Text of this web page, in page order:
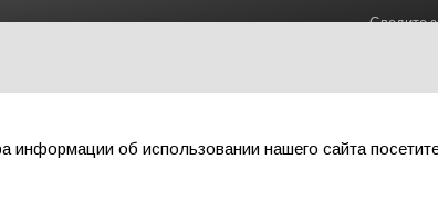
Следите
ПРОМАЛЬП ФУРНИТУРА О НАС СКАЧАТЬ
об использовании нашего сайта